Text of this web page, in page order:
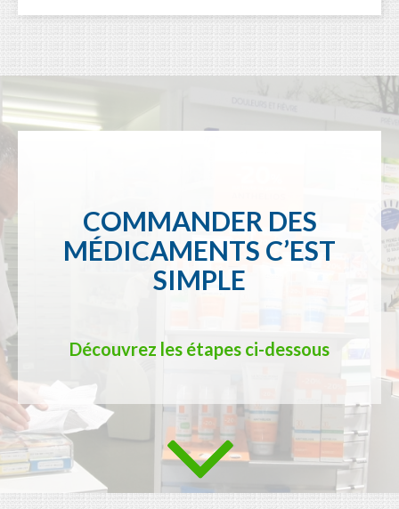
COMMANDER DES
MÉDICAMENTS C’EST
SIMPLE
Découvrez les étapes ci-dessous